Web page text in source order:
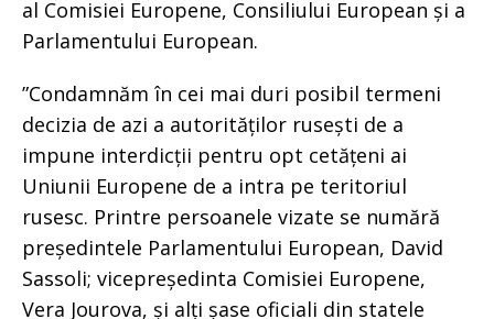
al Comisiei Europene, Consiliului European și a
Parlamentului European.
”Condamnăm în cei mai duri posibil termeni
decizia de azi a autorităților rusești de a
impune interdicții pentru opt cetățeni ai
Uniunii Europene de a intra pe teritoriul
rusesc. Printre persoanele vizate se numără
președintele Parlamentului European, David
Sassoli; vicepreședinta Comisiei Europene,
Vera Jourova, și alți șase oficiali din statele